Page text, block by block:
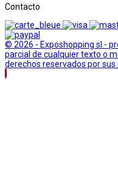
Contacto
© 2026 - Exposhopping sl -
parcial de cualquier texto o
derechos reservados por sus